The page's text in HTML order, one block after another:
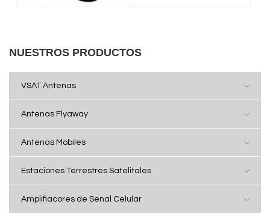
NUESTROS PRODUCTOS
VSAT Antenas
Antenas Flyaway
Antenas Mobiles
Estaciones Terrestres Satelitales
Amplifiacores de Senal Celular